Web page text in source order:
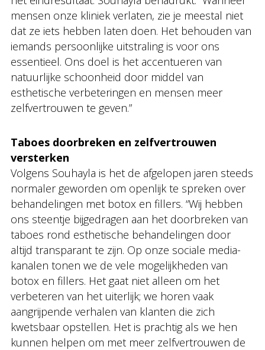
mensen onze kliniek verlaten, zie je meestal niet
dat ze iets hebben laten doen. Het behouden van
iemands persoonlijke uitstraling is voor ons
essentieel. Ons doel is het accentueren van
natuurlijke schoonheid door middel van
esthetische verbeteringen en mensen meer
zelfvertrouwen te geven.”
Taboes doorbreken en zelfvertrouwen
versterken
Volgens Souhayla is het de afgelopen jaren steeds
normaler geworden om openlijk te spreken over
behandelingen met botox en fillers. “Wij hebben
ons steentje bijgedragen aan het doorbreken van
taboes rond esthetische behandelingen door
altijd transparant te zijn. Op onze sociale media-
kanalen tonen we de vele mogelijkheden van
botox en fillers. Het gaat niet alleen om het
verbeteren van het uiterlijk; we horen vaak
aangrijpende verhalen van klanten die zich
kwetsbaar opstellen. Het is prachtig als we hen
kunnen helpen om met meer zelfvertrouwen de